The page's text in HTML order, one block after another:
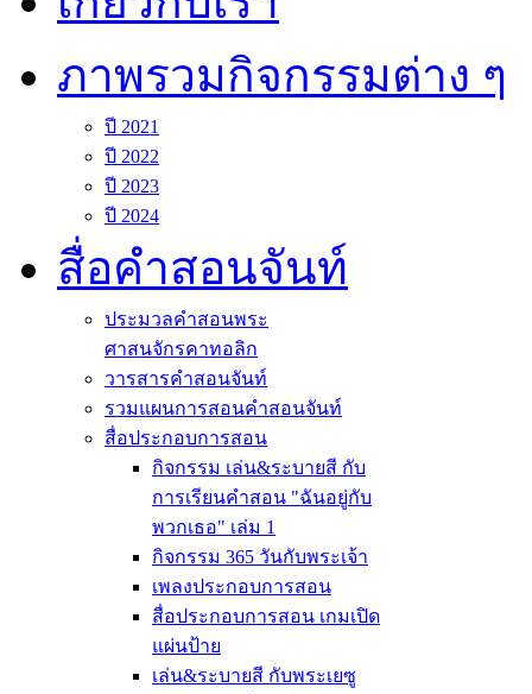
ภาพรวมกิจกรรมต่าง ๆ
ปี 2021
ปี 2022
ปี 2023
ปี 2024
สื่อคำสอนจันท์
ประมวลคำสอนพระ
ศาสนจักรคาทอลิก
วารสารคำสอนจันท์
รวมแผนการสอนคำสอนจันท์
สื่อประกอบการสอน
กิจกรรม เล่น&ระบายสี กับ
การเรียนคำสอน "ฉันอยู่กับ
พวกเธอ" เล่ม 1
กิจกรรม 365 วันกับพระเจ้า
เพลงประกอบการสอน
สื่อประกอบการสอน เกมเปิด
แผ่นป้าย
เล่น&ระบายสี กับพระเยซู